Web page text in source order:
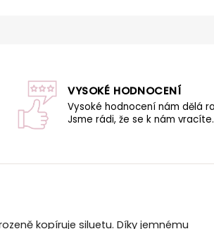
VYSOKÉ HODNOCENÍ
Vysoké hodnocení nám dělá
Jsme rádi, že se k nám vracíte.
kopíruje siluetu. Díky jemnému